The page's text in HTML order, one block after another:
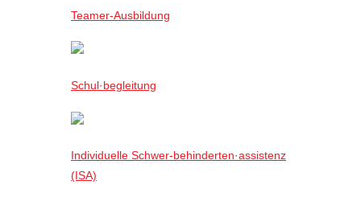
Teamer-Ausbildung
Schul·begleitung
Individuelle Schwer-behinderten·assistenz
(ISA)